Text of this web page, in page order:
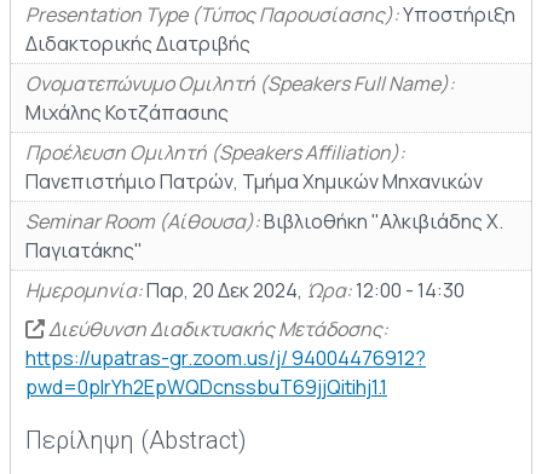
Presentation Type (Τύπος Παρουσίασης):Υποστήριξη
Διδακτορικής Διατριβής
Ονοματεπώνυμο Ομιλητή (Speakers Full Name):
Μιχάλης Κοτζάπασιης
Προέλευση Ομιλητή (Speakers Affiliation):
Πανεπιστήμιο Πατρών, Τμήμα Χημικών Μηχανικών
Seminar Room (Αίθουσα):Βιβλιοθήκη "Αλκιβιάδης Χ.
Παγιατάκης"
Ημερομηνία:Παρ, 20 Δεκ 2024, Ώρα:12:00 - 14:30
Διεύθυνση Διαδικτυακής Μετάδοσης:
https://upatras-gr.zoom.us/j/ 94004476912?
pwd=0pIrYh2EpWQDcnssbuT69jjQitihj1.1
Περίληψη (Abstract)